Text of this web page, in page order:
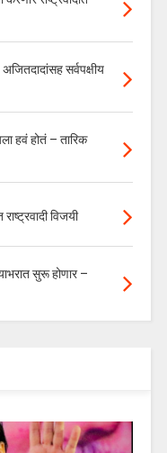
सर्वपक्षीय
हवं होतं – तारिक
विजयी
सुरू होणार –